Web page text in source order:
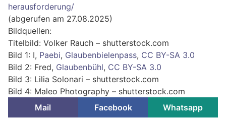
herausforderung/
(abgerufen am 27.08.2025)
Bildquellen:
Titelbild: Volker Rauch – shutterstock.com
Bild 1: I, Paebi, Glaubenbielenpass, CC BY-SA 3.0
Bild 2: Fred, Glaubenbühl, CC BY-SA 3.0
Bild 3: Lilia Solonari – shutterstock.com
Bild 4: Maleo Photography – shutterstock.com
Mail
Facebook Whatsapp